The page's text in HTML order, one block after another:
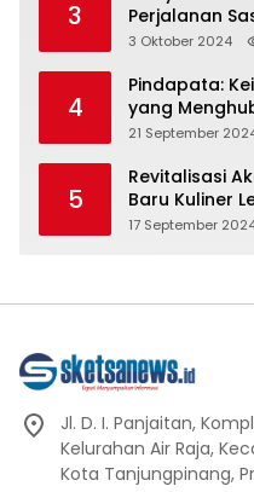
3
Perjalanan
Hati dan Jiwa
3 Oktober 2024
4
Pindapata:
yang
Spiritualitas
21 September
5
Revitalisasi
Baru Kuliner
17 September
Jl. D. I. Panjaitan,
Kelurahan Air Raja,
Kota Tanjungpinang,